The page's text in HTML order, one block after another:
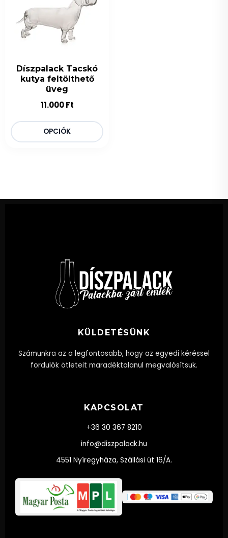
Díszpalack Tacskó
kutya feltölthető
üveg
11.000Ft
OPCIÓK
KÜLDETÉSÜNK
Számunkra az a legfontosabb, hogy az egyedi kéréssel
fordulók ötleteit maradéktalanul megvalósítsuk.
KAPCSOLAT
+36 30 367 8210
info@diszpalack.hu
4551 Nyíregyháza, Szállási út 16/A.